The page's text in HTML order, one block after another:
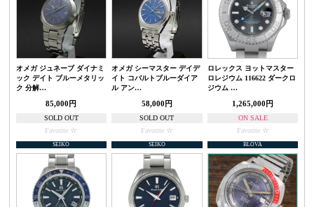
オメガ ジュネーブ ダイナミ
ック デイト ブルーメタリッ
ク 分解…
85,000円
SOLD OUT
Favorite
オメガ シーマスター デイデ
イト コバルトブルーダイア
ル アン…
58,000円
SOLD OUT
Favorite
ロレックス ヨットマスター
ロレジウム 116622 ダークロ
ジウム …
1,265,000円
ON SALE
Favorite
SEIKO SEIKO BLOVA